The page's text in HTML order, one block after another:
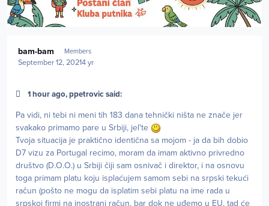
bam-bam Members
September 12, 20214 yr
1 hour ago, ppetrovic said:
Pa vidi, ni tebi ni meni tih 183 dana tehnički ništa ne znače jer
svakako primamo pare u Srbiji, jel'te
Tvoja situacija je praktično identična sa mojom - ja da bih dobio
D7 vizu za Portugal recimo, moram da imam aktivno privredno
društvo (D.O.O.) u Srbiji čiji sam osnivač i direktor, i na osnovu
toga primam platu koju isplaćujem samom sebi na srpski tekući
račun (pošto ne mogu da isplatim sebi platu na ime rada u
srpskoj firmi na inostrani račun, bar dok ne uđemo u EU, tad će